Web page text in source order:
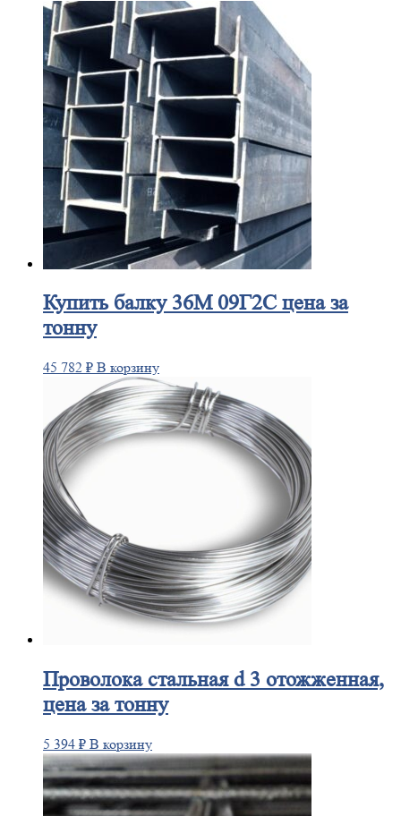
Купитьбалку 36М 09Г2С цена за
тонну
45 782 ₽ В корзину
Проволокастальная d 3 отожженная,
цена за тонну
5 394 ₽ В корзину